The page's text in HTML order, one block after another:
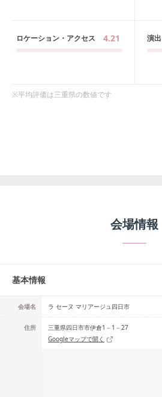
ロケーション・アクセス 4.21 演出
※平均評価は三重県の数値です
会場情報
基本情報
会場名 ラ セーヌ マリアージュ四日市
住所
三重県四日市市伊倉1－1－27
Googleマップで開く